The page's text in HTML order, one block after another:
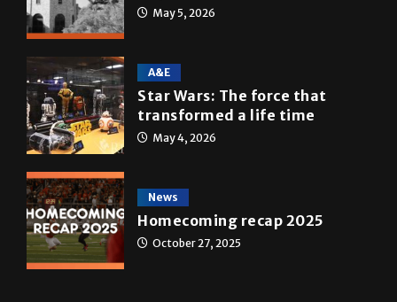
May 5, 2026
A&E
Star Wars: The force that
transformed a life time
May 4, 2026
News
Homecoming recap 2025
October 27, 2025